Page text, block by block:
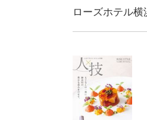
ローズホテル